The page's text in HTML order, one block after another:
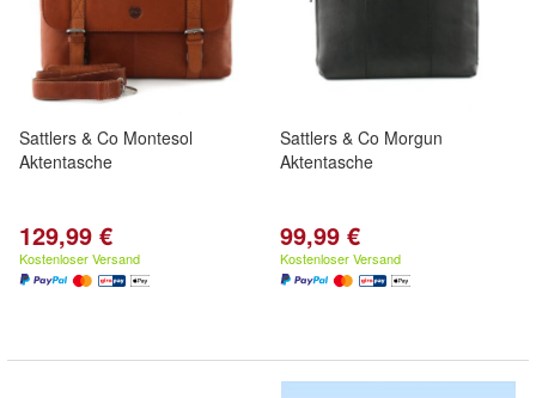
Sattlers & Co Montesol
Aktentasche
129,99 €
Kostenloser Versand
Sattlers & Co Morgun
Aktentasche
99,99 €
Kostenloser Versand